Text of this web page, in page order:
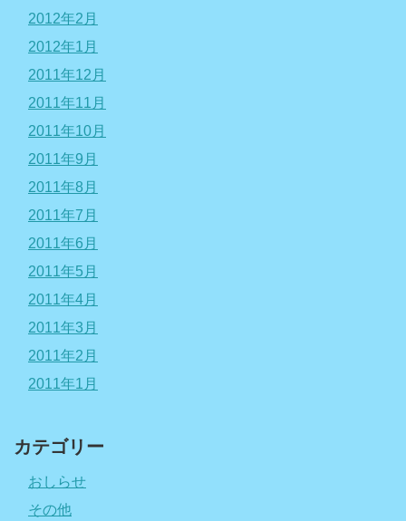
2012年2月
2012年1月
2011年12月
2011年11月
2011年10月
2011年9月
2011年8月
2011年7月
2011年6月
2011年5月
2011年4月
2011年3月
2011年2月
2011年1月
カテゴリー
おしらせ
その他